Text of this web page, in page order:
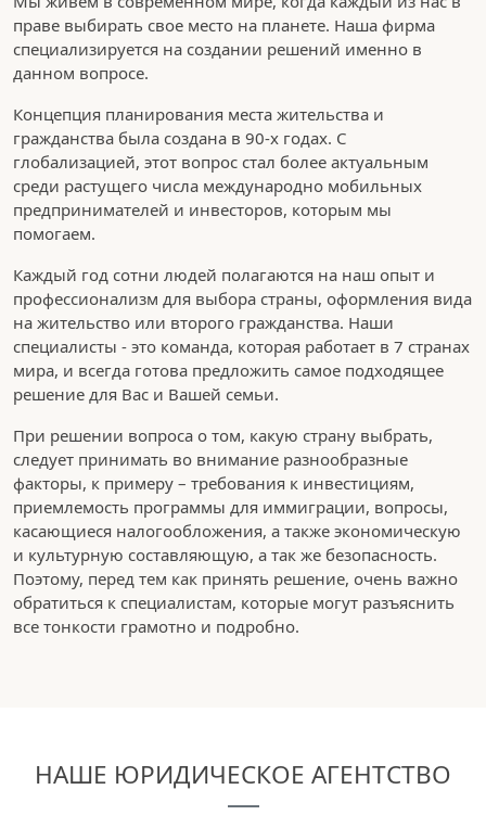
праве выбирать свое место на планете. Наша фирма
специализируется на создании решений именно в
данном вопросе.
Концепция планирования места жительства и
гражданства была создана в 90-х годах. С
глобализацией, этот вопрос стал более актуальным
среди растущего числа международно мобильных
предпринимателей и инвесторов, которым мы
помогаем.
Каждый год сотни людей полагаются на наш опыт и
профессионализм для выбора страны, оформления вида
на жительство или второго гражданства. Наши
специалисты - это команда, которая работает в 7 странах
мира, и всегда готова предложить самое подходящее
решение для Вас и Вашей семьи.
При решении вопроса о том, какую страну выбрать,
следует принимать во внимание разнообразные
факторы, к примеру – требования к инвестициям,
приемлемость программы для иммиграции, вопросы,
касающиеся налогообложения, а также экономическую
и культурную составляющую, а так же безопасность.
Поэтому, перед тем как принять решение, очень важно
обратиться к специалистам, которые могут разъяснить
все тонкости грамотно и подробно.
НАШЕ ЮРИДИЧЕСКОЕ АГЕНТСТВО